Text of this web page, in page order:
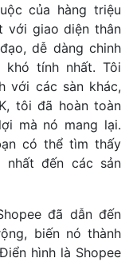
của hàng triệu
với giao diện thân
dễ dàng chinh
khó tính nhất. Tôi
với các sàn khác,
tôi đã hoàn toàn
mà nó mang lại.
có thể tìm thấy
đến các sản
đã dẫn đến
biến nó thành
hình là Shopee